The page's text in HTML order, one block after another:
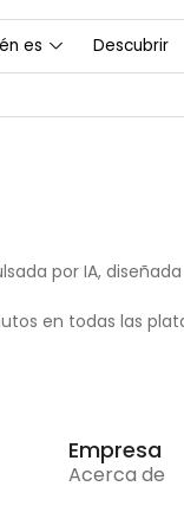
es Descubrir
por IA,
en todas las
Empresa
Acerca de